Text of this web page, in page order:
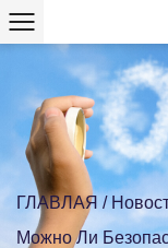
ГЛАВЛАЯ /
Можно Ли